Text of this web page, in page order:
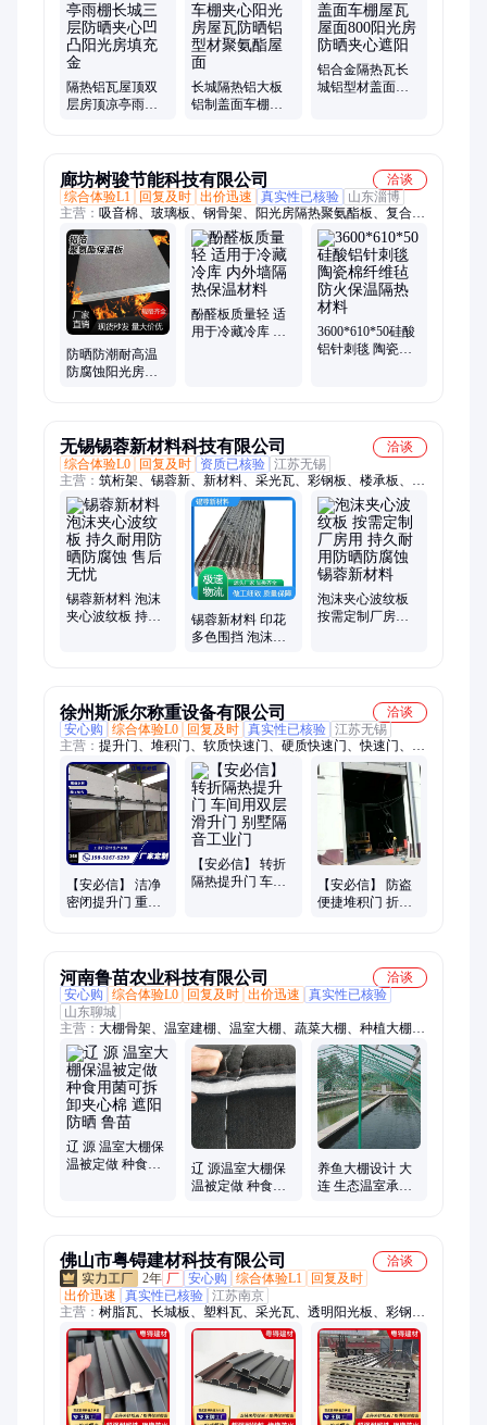
包柱铝单板、铝方通方管、拉弯铝方管、槽型铝方管、氟碳铝单
板、浮雕铝单板、扭曲铝单板、铝树、弧形铝方通
隔热铝瓦屋顶双
层房顶凉亭雨棚
长城隔热铝大板
铝制盖面车棚夹
铝合金隔热瓦长
城铝型材盖面车
廊坊树骏节能科技有限公司
洽谈
综合体验L1
回复及时 出价迅速 真实性已核验
山东淄博
主营： 吸音棉、玻璃板、钢骨架、阳光房隔热聚氨酯板、复合
板、隔热布、太空板、橡塑管、隔音棉、酚醛板、楼面板、真空
板、玻璃棉、呼吸纸、鸡蛋棉、海绵板、聚苯板、水泥板、发泡
板、屋顶板、透气膜、防火水、抗爆板、保温管、岩棉板、阁楼
板
防晒防潮耐高温
防腐蚀阳光房专
酚醛板质量轻 适
用于冷藏冷库 内
3600*610*50硅酸
铝针刺毯 陶瓷棉
无锡锡蓉新材料科技有限公司
洽谈
综合体验L0
回复及时 资质已核验 江苏无锡
主营： 筑桁架、锡蓉新、新材料、采光瓦、彩钢板、楼承板、彩
钢瓦、落水槽、泡沫板、纳米板、钢结构、岩棉板、琉璃瓦、波
浪板、镀锌天沟、保温彩钢、钢筋桁架、镀锌彩钢、压型钢板、
铝镁锰板、镀锌水槽、折弯天沟、镀锌型钢、聚酯铝镁锰、不锈
钢天沟
锡蓉新材料 泡沫
夹心波纹板 持久
锡蓉新材料 印花
多色围挡 泡沫夹
泡沫夹心波纹板
按需定制厂房用
徐州斯派尔称重设备有限公司
洽谈
安心购
综合体验L0 回复及时 真实性已核验 江苏无锡
主营： 提升门、堆积门、软质快速门、硬质快速门、快速门、
PVC快速门、柔性门、车库门、涡轮硬质快速门、滑升门、保温
提升门、分节提升门
【安必信】 洁净
密闭提升门 重锤
【安必信】 转折
隔热提升门 车间
【安必信】 防盗
便捷堆积门 折叠
河南鲁苗农业科技有限公司
洽谈
安心购
综合体验L0 回复及时 出价迅速
真实性已核验
山东聊城
主营： 大棚骨架、温室建棚、温室大棚、蔬菜大棚、种植大棚、
养殖大棚、大棚保温被、大棚膜、大棚建设
辽 源 温室大棚保
温被定做 种食用
辽 源温室大棚保
温被定做 种食用
养鱼大棚设计 大
连 生态温室承建
佛山市粤锝建材科技有限公司
洽谈
2年 厂 安心购 综合体验L1
回复及时
出价迅速
真实性已核验 江苏南京
主营： 树脂瓦、长城板、塑料瓦、采光瓦、透明阳光板、彩钢
瓦、铝隔热瓦、pvc瓦、pvc复合瓦、屋面瓦、长城铝瓦、透明
瓦、长城瓦、ASA树脂瓦、合成树脂瓦、养殖场防腐瓦、pvc塑
料瓦、屋顶瓦、仿古瓦、中空瓦、pvc水槽、防腐塑料瓦、玻璃
钢瓦、隔热铝瓦、耐力板